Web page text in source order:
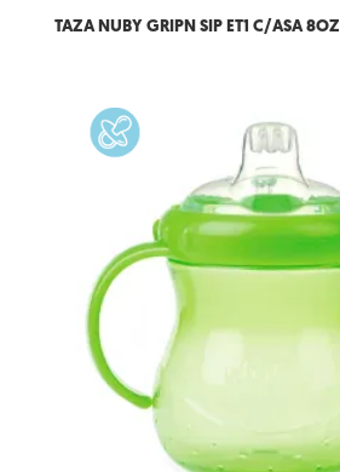
TAZA NUBY GRIPN SIP ET1 C/ASA 8OZ